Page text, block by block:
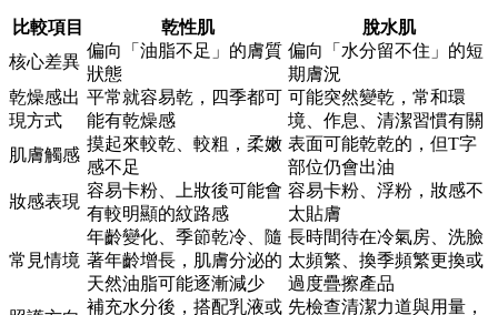
比較項目 乾性肌
脫水肌
核心差異
偏向「油脂不足」的膚質
狀態
偏向「水分留不住」的短
期膚況
乾燥感出
現方式
平常就容易乾，四季都可
能有乾燥感
可能突然變乾，常和環
境、作息、清潔習慣有關
肌膚觸感
摸起來較乾、較粗，柔嫩
感不足
表面可能乾乾的，但T字
部位仍會出油
妝感表現
容易卡粉、上妝後可能會
有較明顯的紋路感
容易卡粉、浮粉，妝感不
太貼膚
常見情境
年齡變化、季節乾冷、隨
著年齡增長，肌膚分泌的
天然油脂可能逐漸減少
長時間待在冷氣房、洗臉
太頻繁、換季頻繁更換或
過度疊擦產品
補充水分後，搭配乳液或 先檢查清潔力道與用量，